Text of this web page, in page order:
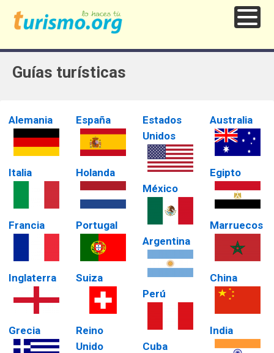
Guías turísticas
Alemania
Italia
Francia
Inglaterra
Grecia
España
Holanda
Portugal
Suiza
Reino
Unido
Estados
Unidos
México
Argentina
Perú
Cuba
Australia
Egipto
Marruecos
China
India